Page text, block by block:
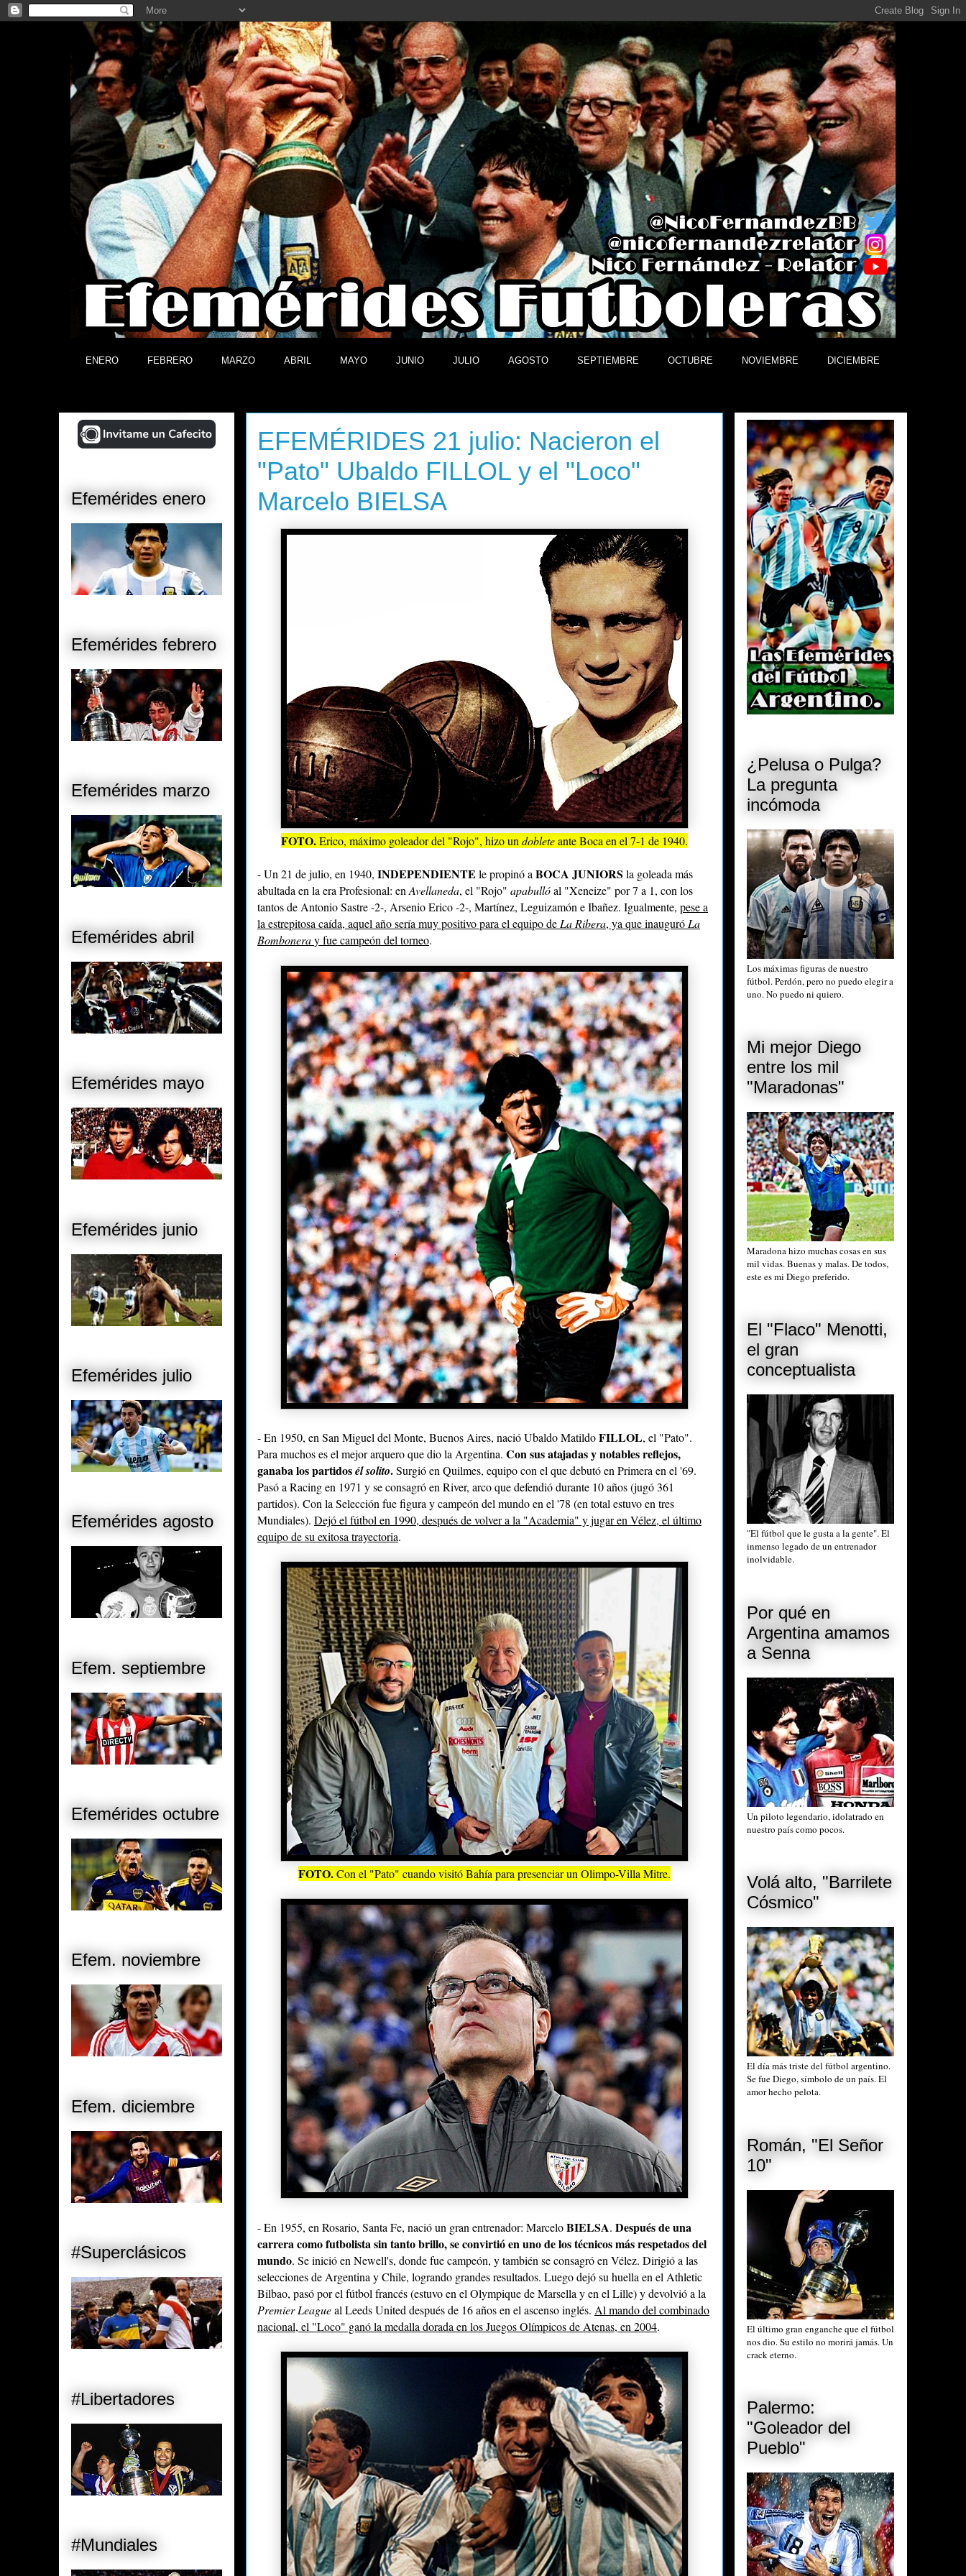
ENERO FEBRERO MARZO ABRIL MAYO JUNIO JULIO AGOSTO SEPTIEMBRE OCTUBRE NOVIEMBRE DICIEMBRE
EFEMÉRIDES 21 julio: Nacieron el
"Pato" Ubaldo FILLOL y el "Loco"
Marcelo BIELSA
FOTO.Erico, máximo goleador del "Rojo", hizo un dobleteante Boca en el 7-1 de 1940.
- Un 21 de julio, en 1940, INDEPENDIENTE le propinó a BOCA JUNIORS la goleada más
abultada en la era Profesional: en Avellaneda, el "Rojo" apabullóal "Xeneize" por 7 a 1, con los
tantos de Antonio Sastre -2-, Arsenio Erico -2-, Martínez, Leguizamón e Ibañez. Igualmente, pese a
la estrepitosa caída, aquel año sería muy positivo para el equipo de La Ribera, ya que inauguró La
Bomboneray fue campeón del torneo.
- En 1950, en San Miguel del Monte, Buenos Aires, nació Ubaldo MatildoFILLOL, el "Pato".
Para muchos es el mejor arquero que dio la Argentina. Con sus atajadas y notables reflejos,
ganaba los partidosél solito.Surgió en Quilmes, equipo con el que debutó en Primera en el '69.
Pasó a Racing en 1971 y se consagró en River, arco que defendió durante 10 años (jugó 361
partidos). Con la Selección fue figura y campeón del mundo en el '78 (en total estuvo en tres
Mundiales). Dejó el fútbol en 1990, después de volver a la "Academia" y jugar en Vélez, el último
equipo de su exitosa trayectoria.
FOTO.Con el "Pato" cuando visitó Bahía para presenciar un Olimpo-Villa Mitre.
- En 1955, en Rosario, Santa Fe, nació un gran entrenador: MarceloBIELSA. Después de una
carrera como futbolista sin tanto brillo, se convirtió en uno de los técnicos más respetados del
mundo. Se inició en Newell's, donde fue campeón, y también se consagró en Vélez. Dirigió a las
selecciones de Argentina y Chile, logrando grandes resultados. Luego dejó su huella en el Athletic
Bilbao, pasó por el fútbol francés (estuvo en el Olympique de Marsella y en el Lille) y devolvió a la
Premier Leagueal Leeds United después de 16 años en el ascenso inglés. Al mando del combinado
nacional, el "Loco" ganó la medalla dorada en los Juegos Olímpicos de Atenas, en 2004.
Efemérides enero
Efemérides febrero
Efemérides marzo
Efemérides abril
Efemérides mayo
Efemérides junio
Efemérides julio
Efemérides agosto
Efem. septiembre
Efemérides octubre
Efem. noviembre
Efem. diciembre
#Superclásicos
#Libertadores
#Mundiales
¿Pelusa o Pulga?
La pregunta
incómoda
Los máximas figuras de nuestro
fútbol. Perdón, pero no puedo elegir a
uno. No puedo ni quiero.
Mi mejor Diego
entre los mil
"Maradonas"
Maradona hizo muchas cosas en sus
mil vidas. Buenas y malas. De todos,
este es mi Diego preferido.
El "Flaco" Menotti,
el gran
conceptualista
"El fútbol que le gusta a la gente". El
inmenso legado de un entrenador
inolvidable.
Por qué en
Argentina amamos
a Senna
Un piloto legendario, idolatrado en
nuestro país como pocos.
Volá alto, "Barrilete
Cósmico"
El día más triste del fútbol argentino.
Se fue Diego, símbolo de un país. El
amor hecho pelota.
Román, "El Señor
10"
El último gran enganche que el fútbol
nos dio. Su estilo no morirá jamás. Un
crack eterno.
Palermo:
"Goleador del
Pueblo"